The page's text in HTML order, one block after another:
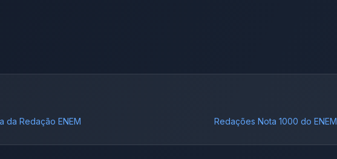
da Redação ENEM Redações Nota 1000 do ENEM